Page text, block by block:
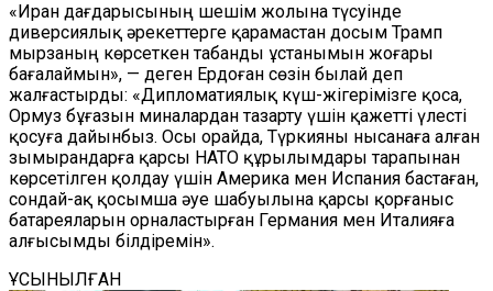
«Иран дағдарысының шешім жолына түсуінде
диверсиялық әрекеттерге қарамастан досым Трамп
мырзаның көрсеткен табанды ұстанымын жоғары
бағалаймын», — деген Ердоған сөзін былай деп
жалғастырды: «Дипломатиялық күш-жігерімізге қоса,
Ормуз бұғазын миналардан тазарту үшін қажетті үлесті
қосуға дайынбыз. Осы орайда, Түркияны нысанаға алған
зымырандарға қарсы НАТО құрылымдары тарапынан
көрсетілген қолдау үшін Америка мен Испания бастаған,
сондай-ақ қосымша әуе шабуылына қарсы қорғаныс
батареяларын орналастырған Германия мен Италияға
алғысымды білдіремін».
ҰСЫНЫЛҒАН